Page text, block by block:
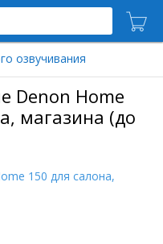
озвучивания
Denon Home
магазина (до